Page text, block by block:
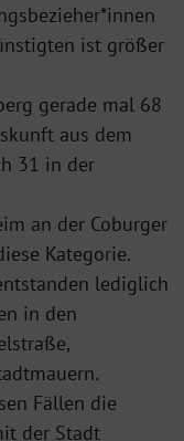
ist größer
gerade mal 68
aus dem
31 in der
an der Coburger
Kategorie.
lediglich
in den
Fällen die
der Stadt